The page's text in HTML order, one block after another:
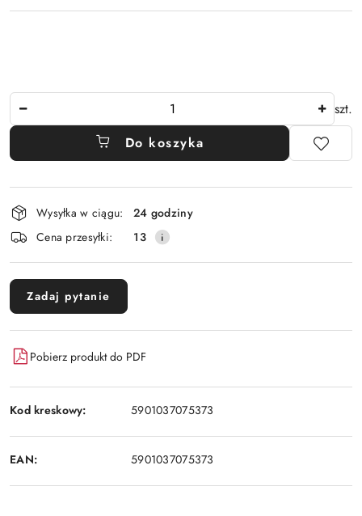
szt.
Do koszyka
Dostępność
i
dostawa
Wysyłka w ciągu:
24 godziny
Cena przesyłki:
13
Zadaj pytanie
Pobierz produkt do PDF
Kod kreskowy: 5901037075373
EAN: 5901037075373